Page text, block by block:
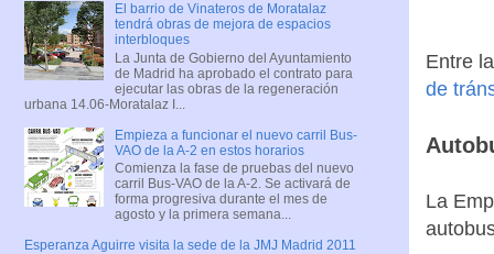
Entre
de
La
El barrio de Vinateros de Moratalaz
tendrá obras de mejora de espacios
interbloques
La Junta de Gobierno del Ayuntamiento
de Madrid ha aprobado el contrato para
ejecutar las obras de la regeneración
urbana 14.06-Moratalaz I...
Empieza a funcionar el nuevo carril Bus-
VAO de la A-2 en estos horarios
Comienza la fase de pruebas del nuevo
carril Bus-VAO de la A-2. Se activará de
forma progresiva durante el mes de
agosto y la primera semana...
Esperanza Aguirre visita la sede de la JMJ Madrid 2011